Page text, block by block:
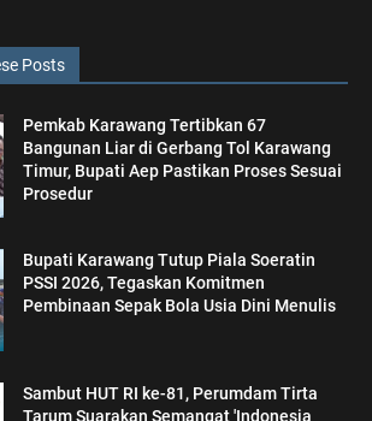
Posts
Pemkab Karawang Tertibkan 67
Bangunan Liar di Gerbang Tol Karawang
Timur, Bupati Aep Pastikan Proses Sesuai
Prosedur
Bupati Karawang Tutup Piala Soeratin
PSSI 2026, Tegaskan Komitmen
Pembinaan Sepak Bola Usia Dini Menulis
Sambut HUT RI ke-81, Perumdam Tirta
Tarum Suarakan Semangat 'Indonesia